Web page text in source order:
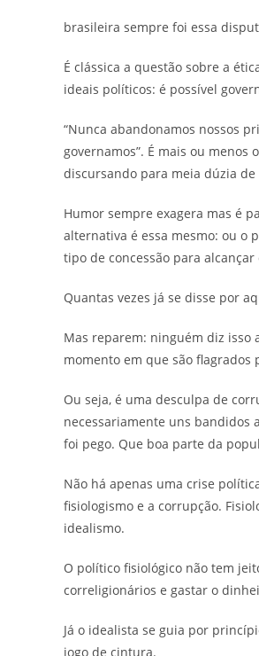
brasileira sempre foi essa
É clássica a questão sobre a
ideais políticos: é possível
“Nunca abandonamos nossos
governamos”. É mais ou
discursando para meia dúzia
Humor sempre exagera mas é
alternativa é essa mesmo: ou o
tipo de concessão para
Quantas vezes já se disse por
Mas reparem: ninguém diz isso
momento em que são flagrados
Ou seja, é uma desculpa de
necessariamente uns bandidos
foi pego. Que boa parte da
Não há apenas uma crise
fisiologismo e a corrupção.
idealismo.
O político fisiológico não tem
correligionários e gastar o
Já o idealista se guia por
jogo de cintura.